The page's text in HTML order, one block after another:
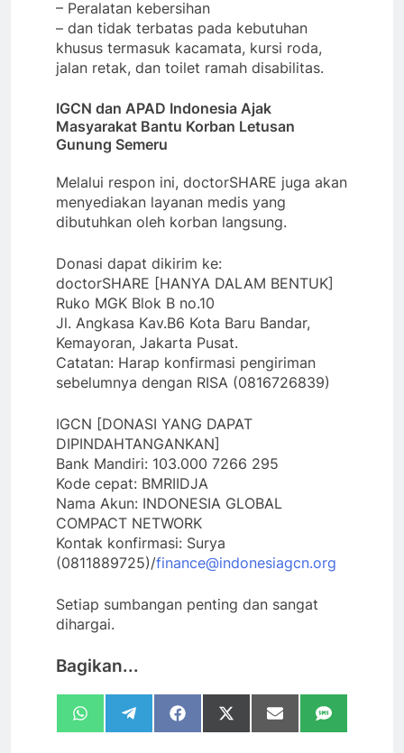
– Peralatan kebersihan
– dan tidak terbatas pada kebutuhan
khusus termasuk kacamata, kursi roda,
jalan retak, dan toilet ramah disabilitas.
IGCN dan APAD Indonesia Ajak
Masyarakat Bantu Korban Letusan
Gunung Semeru
Melalui respon ini, doctorSHARE juga akan
menyediakan layanan medis yang
dibutuhkan oleh korban langsung.
Donasi dapat dikirim ke:
doctorSHARE [HANYA DALAM BENTUK]
Ruko MGK Blok B no.10
Jl. Angkasa Kav.B6 Kota Baru Bandar,
Kemayoran, Jakarta Pusat.
Catatan: Harap konfirmasi pengiriman
sebelumnya dengan RISA (0816726839)
IGCN [DONASI YANG DAPAT
DIPINDAHTANGANKAN]
Bank Mandiri: 103.000 7266 295
Kode cepat: BMRIIDJA
Nama Akun: INDONESIA GLOBAL
COMPACT NETWORK
Kontak konfirmasi: Surya
(0811889725)/finance@indonesiagcn.org
Setiap sumbangan penting dan sangat
dihargai.
Bagikan...
Share
on
WhatsAppShare
on
TelegramShare
on
FacebookShare
on
X
(Twitter)
Share
on
Email Share
on
SMS